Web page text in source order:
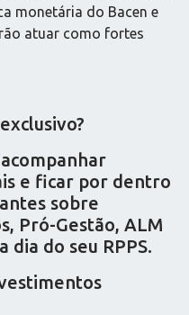
monetária do Bacen e
atuar como fortes
e ficar por dentro
sobre
Pró-Gestão, ALM
dia do seu RPPS.